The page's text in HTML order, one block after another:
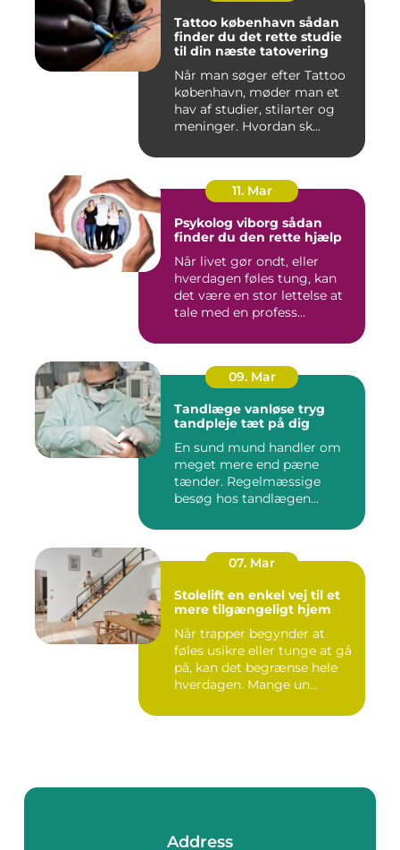
Tattoo københavn sådan
finder du det rette studie
til din næste tatovering
Når man søger efter Tattoo
københavn, møder man et
hav af studier, stilarter og
meninger. Hvordan sk...
11. Mar
Psykolog viborg sådan
finder du den rette hjælp
Når livet gør ondt, eller
hverdagen føles tung, kan
det være en stor lettelse at
tale med en profess...
09. Mar
Tandlæge vanløse tryg
tandpleje tæt på dig
En sund mund handler om
meget mere end pæne
tænder. Regelmæssige
besøg hos tandlægen
07. Mar
Stolelift en enkel vej til et
mere tilgængeligt hjem
Når trapper begynder at
føles usikre eller tunge at gå
på, kan det begrænse hele
hverdagen. Mange un...
Address